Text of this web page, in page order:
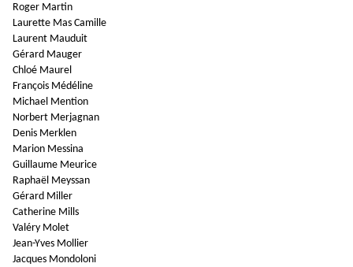
Roger Martin
Laurette Mas Camille
Laurent Mauduit
Gérard Mauger
Chloé Maurel
François Médéline
Michael Mention
Norbert Merjagnan
Denis Merklen
Marion Messina
Guillaume Meurice
Raphaël Meyssan
Gérard Miller
Catherine Mills
Valéry Molet
Jean-Yves Mollier
Jacques Mondoloni